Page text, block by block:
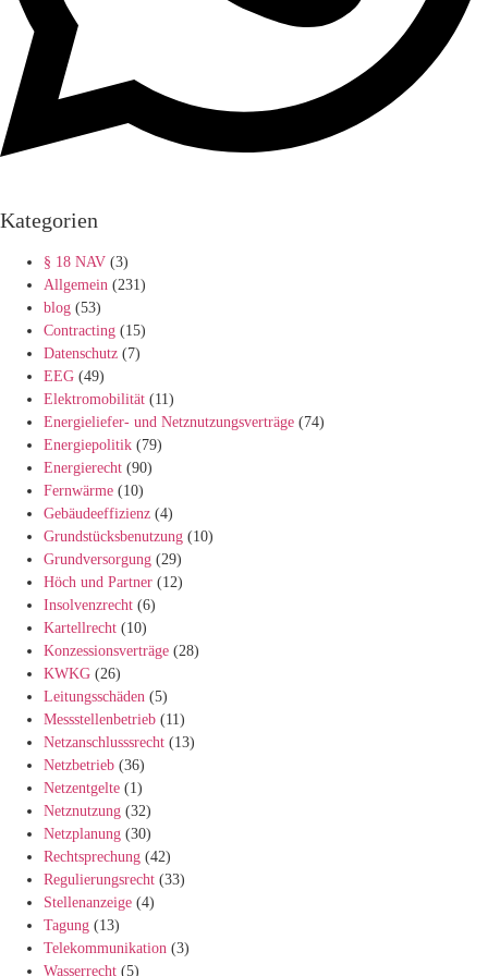
Kategorien
§ 18 NAV (3)
Allgemein (231)
blog (53)
Contracting (15)
Datenschutz (7)
EEG (49)
Elektromobilität (11)
Energieliefer- und Netznutzungsverträge (74)
Energiepolitik (79)
Energierecht (90)
Fernwärme (10)
Gebäudeeffizienz (4)
Grundstücksbenutzung (10)
Grundversorgung (29)
Höch und Partner (12)
Insolvenzrecht (6)
Kartellrecht (10)
Konzessionsverträge (28)
KWKG (26)
Leitungsschäden (5)
Messstellenbetrieb (11)
Netzanschlusssrecht (13)
Netzbetrieb (36)
Netzentgelte (1)
Netznutzung (32)
Netzplanung (30)
Rechtsprechung (42)
Regulierungsrecht (33)
Stellenanzeige (4)
Tagung (13)
Telekommunikation (3)
Wasserrecht (5)